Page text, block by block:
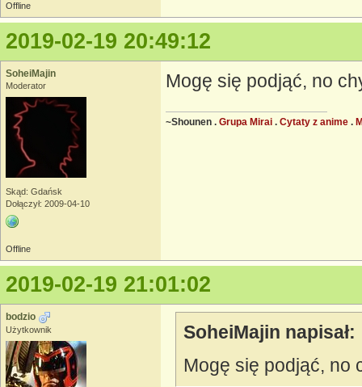
Offline
2019-02-19 20:49:12
SoheiMajin
Moderator
Skąd: Gdańsk
Dołączył: 2009-04-10
Mogę się podjąć, no
~Shounen . Grupa Mirai . Cytaty z anime .
Offline
2019-02-19 21:01:02
bodzio
Użytkownik
SoheiMajin napisał:
Mogę się podjąć, no